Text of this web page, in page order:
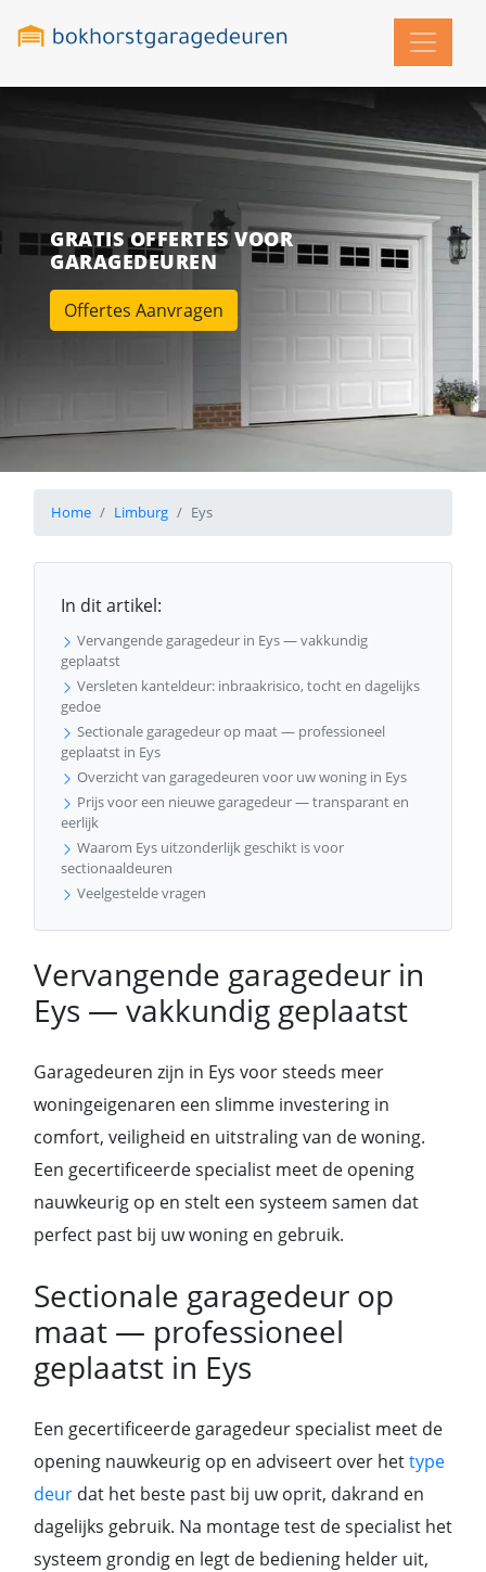
GRATIS OFFERTES VOOR
GARAGEDEUREN
Offertes Aanvragen
Home Limburg Eys
In dit artikel:
Vervangende garagedeur in Eys — vakkundig
geplaatst
Versleten kanteldeur: inbraakrisico, tocht en dagelijks
gedoe
Sectionale garagedeur op maat — professioneel
geplaatst in Eys
Overzicht van garagedeuren voor uw woning in Eys
Prijs voor een nieuwe garagedeur — transparant en
eerlijk
Waarom Eys uitzonderlijk geschikt is voor
sectionaaldeuren
Veelgestelde vragen
Vervangende garagedeur in
Eys — vakkundig geplaatst
Garagedeuren zijn in Eys voor steeds meer
woningeigenaren een slimme investering in
comfort, veiligheid en uitstraling van de woning.
Een gecertificeerde specialist meet de opening
nauwkeurig op en stelt een systeem samen dat
perfect past bij uw woning en gebruik.
Sectionale garagedeur op
maat — professioneel
geplaatst in Eys
Een gecertificeerde garagedeur specialist meet de
opening nauwkeurig op en adviseert over hettype
deur dat het beste past bij uw oprit, dakrand en
dagelijks gebruik. Na montage test de specialist het
systeem grondig en legt de bediening helder uit,